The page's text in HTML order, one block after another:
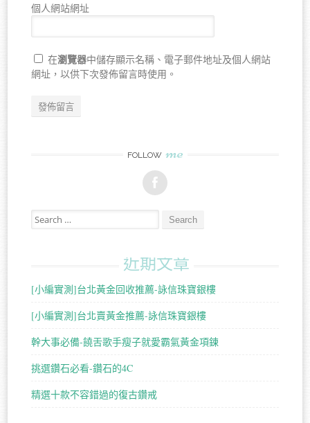
個人網站網址
在瀏覽器中儲存顯示名稱、電子郵件地址及個人網站
網址，以供下次發佈留言時使用。
FOLLOW me
Search for:
近期文章
[小編實測]台北黃金回收推薦-詠信珠寶銀樓
[小編實測]台北賣黃金推薦-詠信珠寶銀樓
幹大事必備-饒舌歌手瘦子就愛霸氣黃金項鍊
挑選鑽石必看-鑽石的4C
精選十款不容錯過的復古鑽戒